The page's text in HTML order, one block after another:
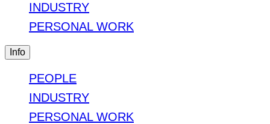
INDUSTRY
PERSONAL WORK
Info
PEOPLE
INDUSTRY
PERSONAL WORK